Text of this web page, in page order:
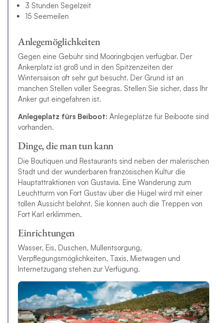
3 Stunden Segelzeit
15 Seemeilen
Anlegemöglichkeiten
Gegen eine Gebühr sind Mooringbojen verfügbar. Der
Ankerplatz ist groß und in den Spitzenzeiten der
Wintersaison oft sehr gut besucht. Der Grund ist an
manchen Stellen voller Seegras. Stellen Sie sicher, dass Ihr
Anker gut eingefahren ist.
Anlegeplatz fürs Beiboot: Anlegeplätze für Beiboote sind
vorhanden.
Dinge, die man tun kann
Die Boutiquen und Restaurants sind neben der malerischen
Stadt und der wunderbaren französischen Kultur die
Hauptattraktionen von Gustavia. Eine Wanderung zum
Leuchtturm von Fort Gustav über die Hügel wird mit einer
tollen Aussicht belohnt. Sie können auch die Treppen von
Fort Karl erklimmen.
Einrichtungen
Wasser, Eis, Duschen, Müllentsorgung,
Verpflegungsmöglichkeiten, Taxis, Mietwagen und
Internetzugang stehen zur Verfügung.